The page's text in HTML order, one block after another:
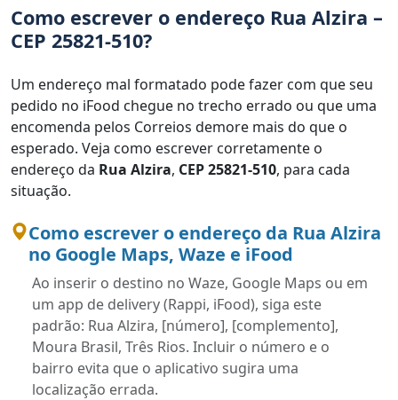
Como escrever o endereço Rua Alzira –
CEP 25821-510?
Um endereço mal formatado pode fazer com que seu
pedido no iFood chegue no trecho errado ou que uma
encomenda pelos Correios demore mais do que o
esperado. Veja como escrever corretamente o
endereço da Rua Alzira, CEP 25821-510, para cada
situação.
Como escrever o endereço da Rua Alzira
no Google Maps, Waze e iFood
Ao inserir o destino no Waze, Google Maps ou em
um app de delivery (Rappi, iFood), siga este
padrão: Rua Alzira, [número], [complemento],
Moura Brasil, Três Rios. Incluir o número e o
bairro evita que o aplicativo sugira uma
localização errada.